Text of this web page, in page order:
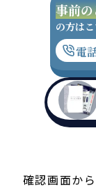
事前
の方は
電
確認画面から